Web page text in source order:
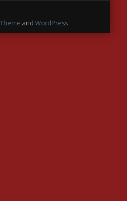
and WordPress